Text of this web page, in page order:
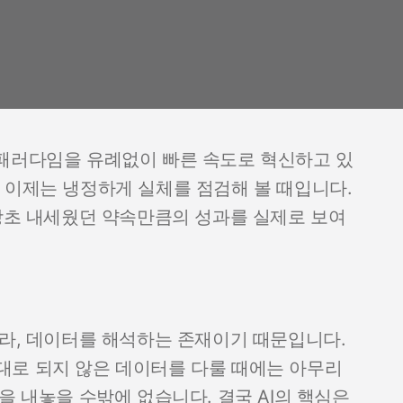
다임을 유례없이 빠른 속도로 혁신하고 있
제는 냉정하게 실체를 점검해 볼 때입니다.
내세웠던 약속만큼의 성과를 실제로 보여
, 데이터를 해석하는 존재이기 때문입니다.
되지 않은 데이터를 다룰 때에는 아무리
내놓을 수밖에 없습니다. 결국 AI의 핵심은